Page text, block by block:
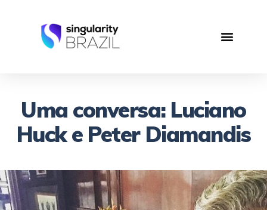
Uma conversa: Luciano
Huck e Peter Diamandis